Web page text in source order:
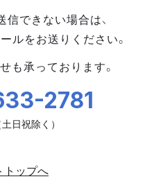
できない場合は、
ルをお送りください。
も承っております。
2781
トップへ